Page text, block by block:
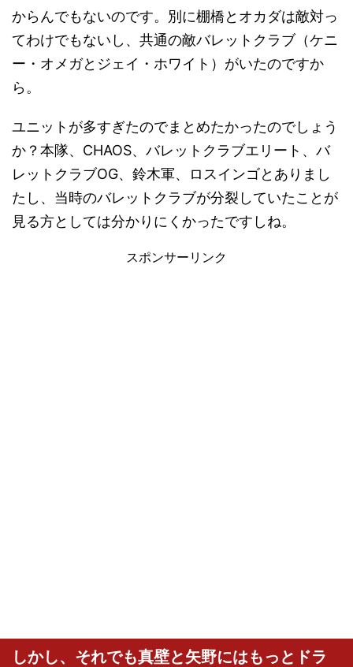
からんでもないのです。別に棚橋とオカダは敵対っ
てわけでもないし、共通の敵バレットクラブ（ケニ
ー・オメガとジェイ・ホワイト）がいたのですか
ら。
ユニットが多すぎたのでまとめたかったのでしょう
か？本隊、CHAOS、バレットクラブエリート、バ
レットクラブOG、鈴木軍、ロスインゴとありまし
たし、当時のバレットクラブが分裂していたことが
見る方としては分かりにくかったですしね。
スポンサーリンク
しかし、それでも真壁と矢野にはもっとドラ